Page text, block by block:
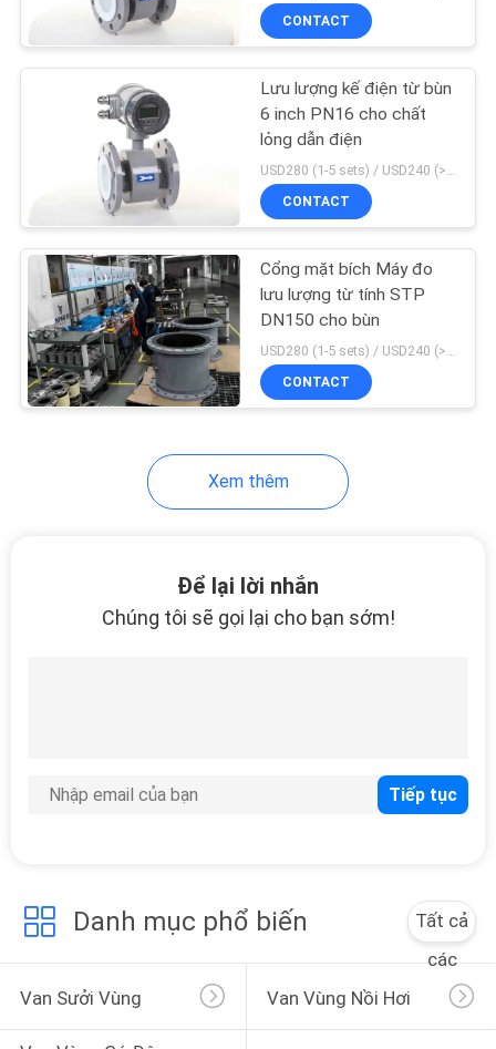
Đồng hồ nước thông
minh khu dân cư
22
Bơm màng khí nén
Bơm màng điện
rãnh
31
CONTACT
Lưu lượng kế điện từ bùn
6 inch PN16 cho chất
lỏng dẫn điện
CONTACT
Cổng mặt bích Máy đo
lưu lượng từ tính STP
DN150 cho bùn
CONTACT
Xem thêm
Để lại lời nhắn
Chúng tôi sẽ gọi lại cho bạn sớm!
Danh mục phổ biến
Tất cả
các
Van Sưởi Vùng
Van Vùng Nồi Hơi